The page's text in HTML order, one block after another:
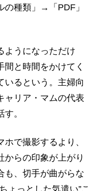
種類」→「PDF」
うになっただけ
と時間をかけてく
いるという。主婦向
ャリア・マムの代表
。
ホで撮影するより、
からの印象が上がり
も、切手が曲がらな
ょっとした気遣い”こ